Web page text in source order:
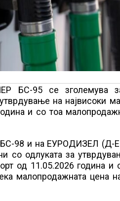
БС-95 се зголемува
на највисоки
и со тоа
98 и на ЕУРОДИЗЕЛ (Д-Е
со одлуката за
од 11.05.2026 година
малопродажната цена